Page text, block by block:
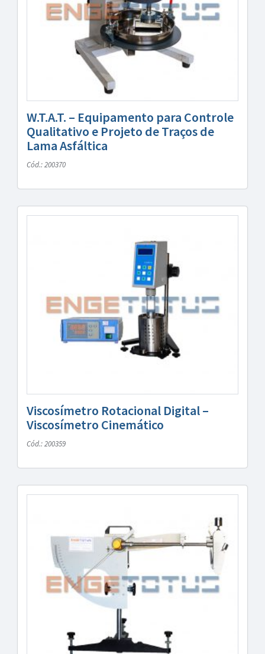
W.T.A.T. – Equipamento para Controle
Qualitativo e Projeto de Traços de
Lama Asfáltica
Cód.: 200370
Viscosímetro Rotacional Digital –
Viscosímetro Cinemático
Cód.: 200359